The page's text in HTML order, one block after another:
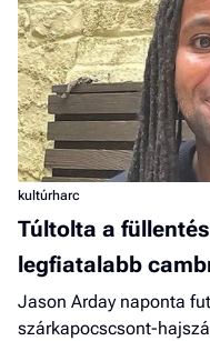
kultúrharc
Túltolta a
legfiatalabb
Jason Arday naponta
szárkapocscsont-